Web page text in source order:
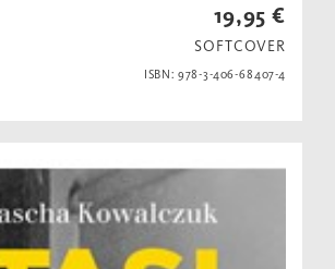
19,95 €
SOFTCOVER
ISBN: 978-3-406-68407-4